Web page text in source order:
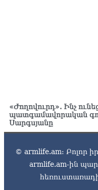
«Ժողովուրդ». Ինչ
պատգամավորական
Սարգսյանը
© armlife.am: Բոլոր
armlife.am-ին